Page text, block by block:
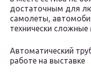
достаточным для
самолеты,
технически
Автоматический
работе на выставке